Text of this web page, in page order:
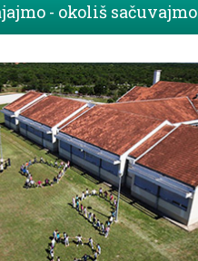
- okoliš sačuvajmo